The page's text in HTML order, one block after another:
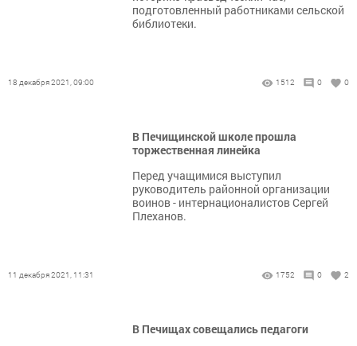
подготовленный работниками сельской
библиотеки.
18 декабря 2021, 09:00 1512 0 0
В Печищинской школе прошла
торжественная линейка
Перед учащимися выступил
руководитель районной организации
воинов - интернационалистов Сергей
Плеханов.
11 декабря 2021, 11:31 1752 0 2
В Печищах совещались педагоги